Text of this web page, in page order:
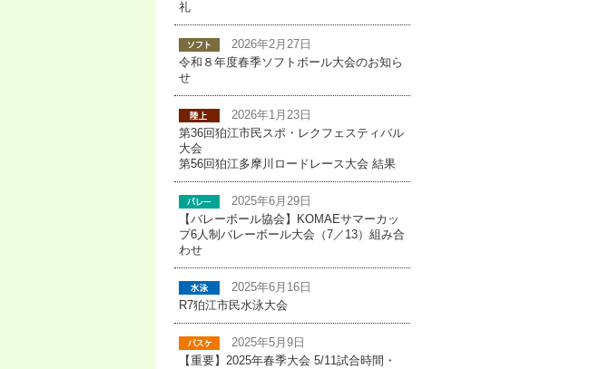
礼
2026年2月27日
令和８年度春季ソフトボール大会のお知ら
せ
2026年1月23日
第36回狛江市民スポ・レクフェスティバル
大会
第56回狛江多摩川ロードレース大会 結果
2025年6月29日
【バレーボール協会】KOMAEサマーカッ
プ6人制バレーボール大会（7／13）組み合
わせ
2025年6月16日
R7狛江市民水泳大会
2025年5月9日
【重要】2025年春季大会 5/11試合時間・